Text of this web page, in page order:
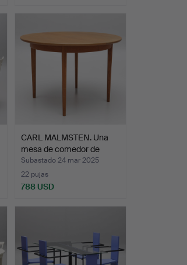
CARL MALMSTEN. Una
mesa de comedor de
tres…
Subastado 24 mar 2025
22 pujas
788 USD